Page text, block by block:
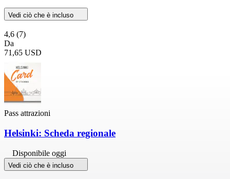
Vedi ciò che è incluso
4,6 (7)
Da
71,65 USD
Pass attrazioni
Helsinki: Scheda regionale
Disponibile oggi
Vedi ciò che è incluso